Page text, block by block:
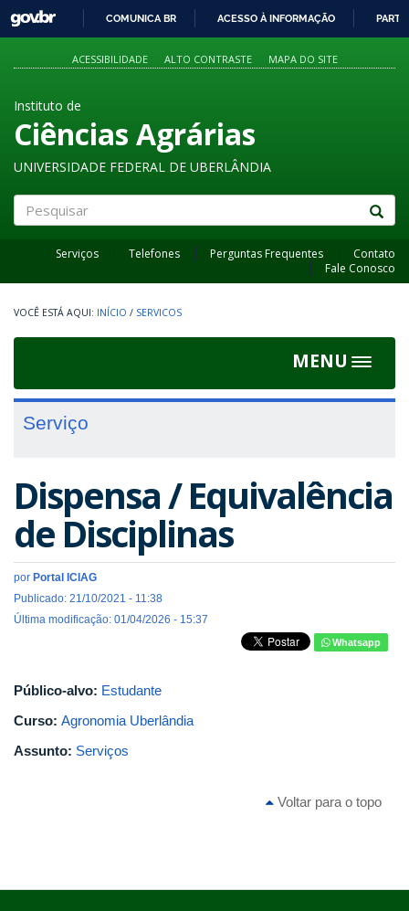
PARA
O
GOVBR
COMUNICA BR ACESSO À INFORMAÇÃO
ACESSIBILIDADE ALTO CONTRASTE MAPA DO SITE
Instituto de
Ciências Agrárias
UNIVERSIDADE FEDERAL DE UBERLÂNDIA
Serviços Telefones Perguntas Frequentes
Contato
Fale Conosco
INÍCIO / SERVICOS
MENU
Toggle
Serviço
Dispensa / Equivalência
de Disciplinas
por Portal ICIAG
Publicado: 21/10/2021 - 11:38
Última modificação: 01/04/2026 - 15:37
Whatsapp
Público-alvo: Estudante
Curso: Agronomia Uberlândia
Assunto: Serviços
Voltar para o topo